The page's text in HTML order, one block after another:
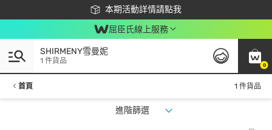
本期活動詳情請點我
下載app最高回饋$350
屈臣氏線上服務
0
SHIRMENY雪曼妮
1 件貨品
首頁 1 件貨品
進階篩選